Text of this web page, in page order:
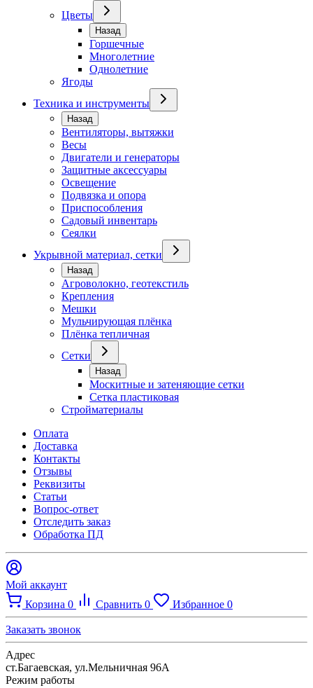
Цветы
Назад
Горшечные
Многолетние
Однолетние
Ягоды
Техника и инструменты
Назад
Вентиляторы, вытяжки
Весы
Двигатели и генераторы
Защитные аксессуары
Освещение
Подвязка и опора
Приспособления
Садовый инвентарь
Сеялки
Укрывной материал, сетки
Назад
Агроволокно, геотекстиль
Крепления
Мешки
Мульчирующая плёнка
Плёнка тепличная
Сетки
Назад
Москитные и затеняющие сетки
Сетка пластиковая
Стройматериалы
Оплата
Доставка
Контакты
Отзывы
Реквизиты
Статьи
Вопрос-ответ
Отследить заказ
Обработка ПД
Мой аккаунт
Корзина 0 Сравнить 0 Избранное 0
Заказать звонок
Адрес
ст.Багаевская, ул.Мельничная 96А
Режим работы